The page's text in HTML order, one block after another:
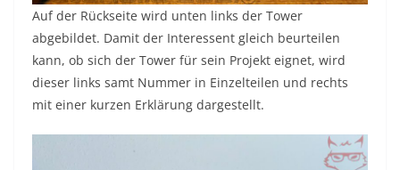
Auf der Rückseite wird unten links der Tower
abgebildet. Damit der Interessent gleich beurteilen
kann, ob sich der Tower für sein Projekt eignet, wird
dieser links samt Nummer in Einzelteilen und rechts
mit einer kurzen Erklärung dargestellt.